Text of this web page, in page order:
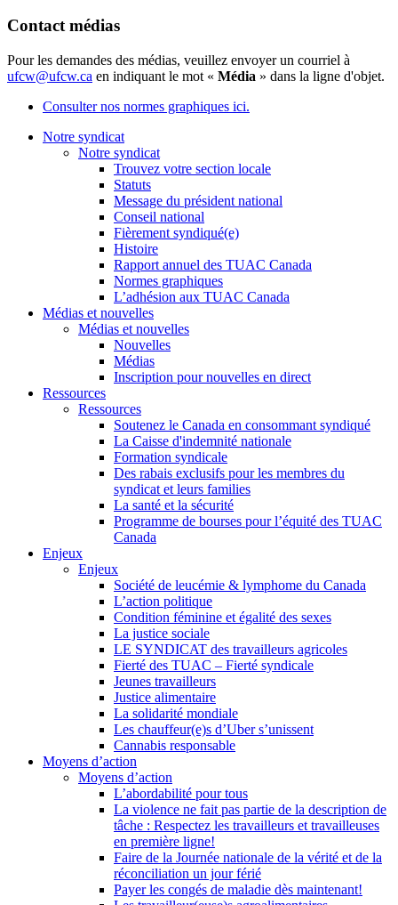
Contact médias
Pour les demandes des médias, veuillez envoyer un courriel à
ufcw@ufcw.ca en indiquant le mot « Média » dans la ligne d'objet.
Consulter nos normes graphiques ici.
Notre syndicat
Notre syndicat
Trouvez votre section locale
Statuts
Message du président national
Conseil national
Fièrement syndiqué(e)
Histoire
Rapport annuel des TUAC Canada
Normes graphiques
L’adhésion aux TUAC Canada
Médias et nouvelles
Médias et nouvelles
Nouvelles
Médias
Inscription pour nouvelles en direct
Ressources
Ressources
Soutenez le Canada en consommant syndiqué
La Caisse d'indemnité nationale
Formation syndicale
Des rabais exclusifs pour les membres du
syndicat et leurs families
La santé et la sécurité
Programme de bourses pour l’équité des TUAC
Canada
Enjeux
Enjeux
Société de leucémie & lymphome du Canada
L’action politique
Condition féminine et égalité des sexes
La justice sociale
LE SYNDICAT des travailleurs agricoles
Fierté des TUAC – Fierté syndicale
Jeunes travailleurs
Justice alimentaire
La solidarité mondiale
Les chauffeur(e)s d’Uber s’unissent
Cannabis responsable
Moyens d’action
Moyens d’action
L’abordabilité pour tous
La violence ne fait pas partie de la description de
tâche : Respectez les travailleurs et travailleuses
en première ligne!
Faire de la Journée nationale de la vérité et de la
réconciliation un jour férié
Payer les congés de maladie dès maintenant!